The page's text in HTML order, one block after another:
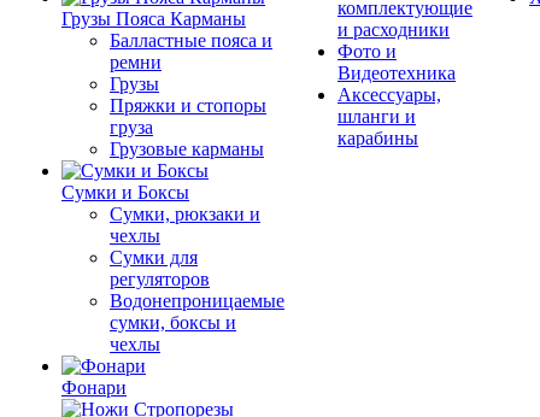
Грузы Пояса Карманы
Балластные пояса и
ремни
Грузы
Пряжки и стопоры
груза
Грузовые карманы
Сумки и Боксы
Сумки, рюкзаки и
чехлы
Сумки для
регуляторов
Водонепроницаемые
сумки, боксы и
чехлы
Фонари
комплектующие
и расходники
Фото и
Видеотехника
Аксессуары,
шланги и
карабины